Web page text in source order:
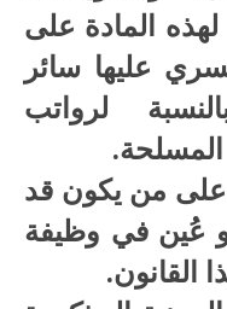
المادة على
عليها سائر
لرواتب
من يكون قد
عُين في وظيفة
القانون.